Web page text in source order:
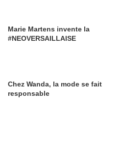
Marie Martens invente la
#NEOVERSAILLAISE
Chez Wanda, la mode se fait
responsable